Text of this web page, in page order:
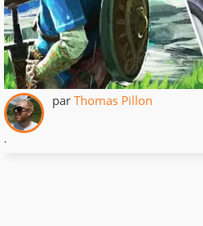
par Thomas Pillon
.